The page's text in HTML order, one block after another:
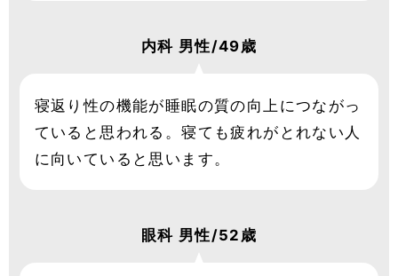
内科 男性/49歳
寝返り性の機能が睡眠の質の向上につながっ
ていると思われる。寝ても疲れがとれない人
に向いていると思います。
眼科 男性/52歳